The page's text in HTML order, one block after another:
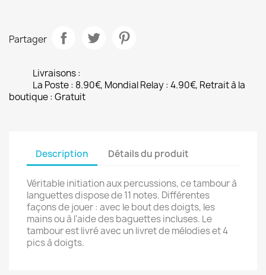
Partager
Livraisons :
La Poste : 8.90€, Mondial Relay : 4.90€, Retrait à la
boutique : Gratuit
Description Détails du produit
Véritable initiation aux percussions, ce tambour à
languettes dispose de 11 notes. Différentes
façons de jouer : avec le bout des doigts, les
mains ou à l'aide des baguettes incluses. Le
tambour est livré avec un livret de mélodies et 4
pics à doigts.